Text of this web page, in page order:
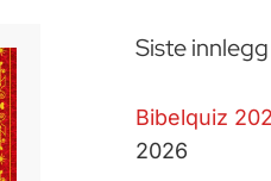
Siste innlegg
Bibelquiz
2026